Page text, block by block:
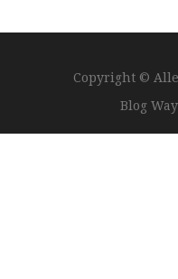
Copyright ©
Blog